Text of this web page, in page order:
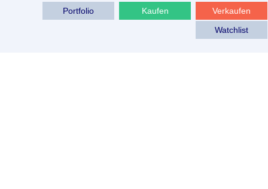
Verkaufen
Kaufen
Portfolio
Watchlist